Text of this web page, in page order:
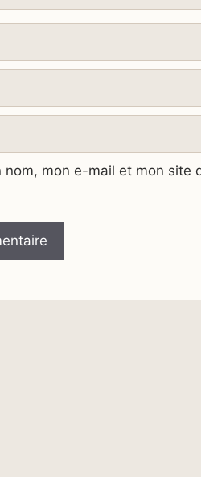
nom, mon e-mail et mon site